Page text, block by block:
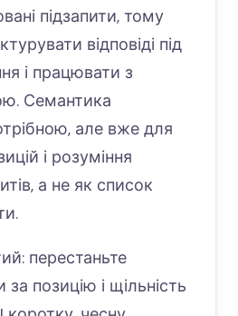
підзапити, тому
відповіді під
і працювати з
Семантика
але вже для
і розуміння
а не як список
перестаньте
за позицію і щільність